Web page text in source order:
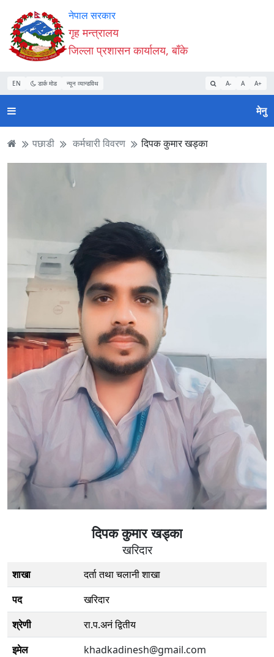
Accessibility
Mode
सुरु
गर्नुहोस्
सामाग्री
पढ्नुहाेस्
नेभिगेसन
पढ्नुहाेस्
वेबसाइट
खोजमा
जानुहोस्
नेपाल सरकार
गृह मन्त्रालय
जिल्ला प्रशासन कार्यालय, बाँके
EN डार्क मोड न्यून व्यान्डविथ A- A A+
मेनु
पछाडी कर्मचारी विवरण दिपक कुमार खड्का
दिपक कुमार खड्का
खरिदार
शाखा
दर्ता तथा चलानी शाखा
पद
खरिदार
श्रेणी
रा.प.अनं द्वितीय
इमेल
khadkadinesh@gmail.com